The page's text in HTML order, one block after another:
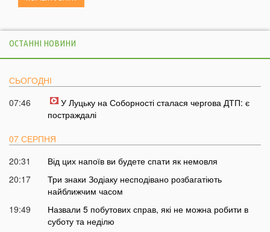
ОСТАННІ НОВИНИ
СЬОГОДНІ
07:46
У Луцьку на Соборності сталася чергова ДТП: є
постраждалі
07 СЕРПНЯ
20:31
Від цих напоїв ви будете спати як немовля
20:17
Три знаки Зодіаку несподівано розбагатіють
найближчим часом
19:49
Назвали 5 побутових справ, які не можна робити в
суботу та неділю